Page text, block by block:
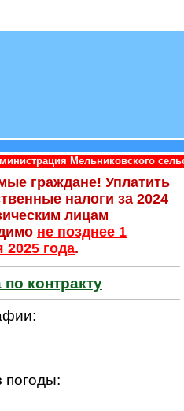
сельского
граждане! Уплатить
налоги за 2024
лицам
не позднее 1
2025 года.
контракту
погоды: